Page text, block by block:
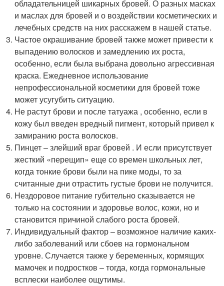
обладательницей шикарных бровей. О разных масках
и маслах для бровей и о воздействии косметических и
лечебных средств на них расскажем в нашей статье.
Частое окрашивание бровей также может привести к
выпадению волосков и замедлению их роста,
особенно, если была выбрана довольно агрессивная
краска. Ежедневное использование
непрофессиональной косметики для бровей тоже
может усугубить ситуацию.
Не растут брови и после татуажа , особенно, если в
кожу был введен вредный пигмент, который привел к
замиранию роста волосков.
Пинцет – злейший враг бровей . И если присутствует
жесткий «перещип» еще со времен школьных лет,
когда тонкие брови были на пике моды, то за
считанные дни отрастить густые брови не получится.
Нездоровое питание губительно сказывается не
только на состоянии и здоровье волос, кожи, но и
становится причиной слабого роста бровей.
Индивидуальный фактор – возможное наличие каких-
либо заболеваний или сбоев на гормональном
уровне. Случается также у беременных, кормящих
мамочек и подростков – тогда, когда гормональные
всплески наиболее ощутимы.